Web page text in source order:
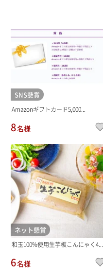
SNS懸賞
Amazonギフトカード5,000...
8名様
ネット懸賞
和玉100%使用生芋板こんにゃく4...
6名様